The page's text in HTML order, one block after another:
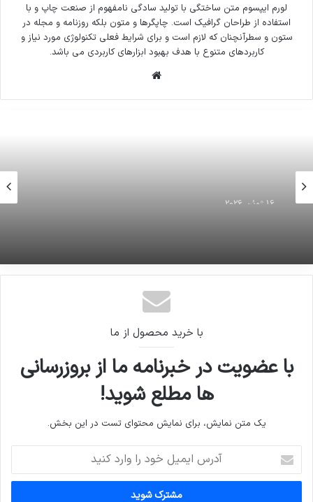
لورم ایپسوم متن ساختگی با تولید سادگی نامفهوم از صنعت چاپ و با
استفاده از طراحان گرافیک است. چاپگرها و متون بلکه روزنامه و مجله در
ستون و سطرآنچنان که لازم است و برای شرایط فعلی تکنولوژی مورد نیاز و
کاربردهای متنوع با هدف بهبود ابزارهای کاربردی می باشد.
با خرید محصول از ما
با عضویت در خبرنامه ما از بروزرسانی
ها مطلع شوید!
یک متن نمایش، برای نمایش محتوای تست در این بخش.
ایمیل
خود